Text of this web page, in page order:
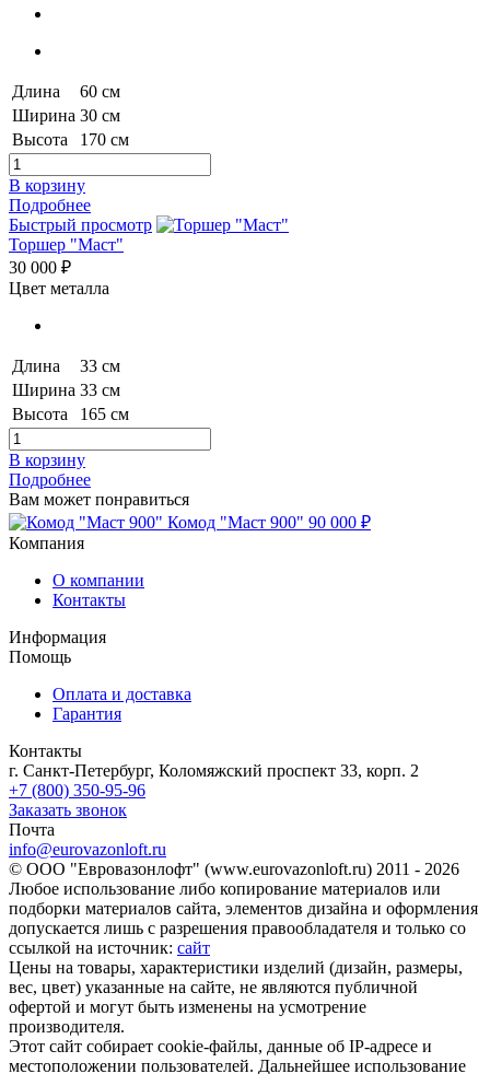
Длина
60 см
Ширина 30 см
Высота
170 см
В корзину
Подробнее
Быстрый просмотр
Торшер "Маст"
30 000 ₽
Цвет металла
Длина
33 см
Ширина 33 см
Высота
165 см
В корзину
Подробнее
Вам может понравиться
Комод "Маст 900" 90 000 ₽
Компания
О компании
Контакты
Информация
Помощь
Оплата и доставка
Гарантия
Контакты
г. Санкт-Петербург, Коломяжский проспект 33, корп. 2
+7 (800) 350-95-96
Заказать звонок
Почта
info@eurovazonloft.ru
© ООО "Евровазонлофт" (www.eurovazonloft.ru) 2011 - 2026
Любое использование либо копирование материалов или
подборки материалов сайта, элементов дизайна и оформления
допускается лишь с разрешения правообладателя и только со
ссылкой на источник: сайт
Цены на товары, характеристики изделий (дизайн, размеры,
вес, цвет) указанные на сайте, не являются публичной
офертой и могут быть изменены на усмотрение
производителя.
Этот сайт собирает cookie-файлы, данные об IP-адресе и
местоположении пользователей. Дальнейшее использование